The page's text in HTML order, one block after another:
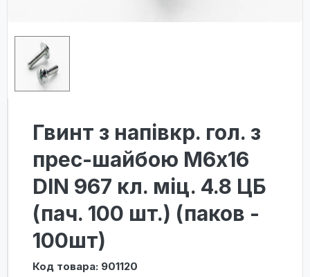
Гвинт з напівкр. гол. з
прес-шайбою М6х16
DIN 967 кл. міц. 4.8 ЦБ
(пач. 100 шт.) (паков -
100шт)
Код товара: 901120